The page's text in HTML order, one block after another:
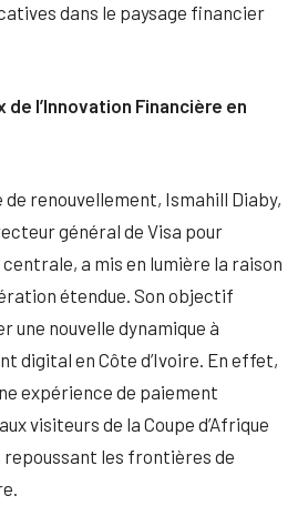
dans le paysage financier
de l’Innovation Financière en
renouvellement, Ismahill Diaby,
général de Visa pour
centrale, a mis en lumière la raison
étendue. Son objectif
une nouvelle dynamique à
digital en Côte d’Ivoire. En effet,
expérience de paiement
visiteurs de la Coupe d’Afrique
repoussant les frontières de